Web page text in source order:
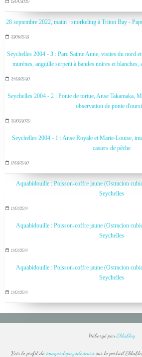
15/04/2020
28 septembre 2022, matin : snorkeling à Triton Bay -
23/06/2025
Seychelles 2004 - 3 : Parc Sainte Anne, visites du nord
murènes, anguille serpent à bandes noires et blanches,
24/05/2020
Seychelles 2004 - 2 : Ponte de tortue, Anse Takamaka,
observation de ponte
20/05/2020
Seychelles 2004 - 1 : Anse Royale et Marie-Louise,
casiers de pêche
17/05/2020
Aquabidouille : Poisson-coffre jaune (Ostracion
Seychelles
11/01/2014
Aquabidouille : Poisson-coffre jaune (Ostracion
Seychelles
11/01/2014
Aquabidouille : Poisson-coffre jaune (Ostracion
Seychelles
11/01/2014
Hébergé parEklablog
Voir le profil de imagesdupaysdesourssur le portail